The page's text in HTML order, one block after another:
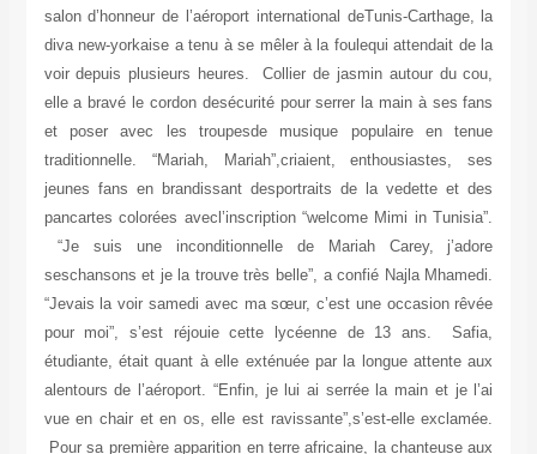
salon d’honneur de l’aéroport international deTunis-Carthage, la
diva new-yorkaise a tenu à se mêler à la foulequi attendait de la
voir depuis plusieurs heures. Collier de jasmin autour du cou,
elle a bravé le cordon desécurité pour serrer la main à ses fans
et poser avec les troupesde musique populaire en tenue
traditionnelle. “Mariah, Mariah”,criaient, enthousiastes, ses
jeunes fans en brandissant desportraits de la vedette et des
pancartes colorées avecl’inscription “welcome Mimi in Tunisia”.
“Je suis une inconditionnelle de Mariah Carey, j’adore
seschansons et je la trouve très belle”, a confié Najla Mhamedi.
“Jevais la voir samedi avec ma sœur, c’est une occasion rêvée
pour moi”, s’est réjouie cette lycéenne de 13 ans. Safia,
étudiante, était quant à elle exténuée par la longue attente aux
alentours de l’aéroport. “Enfin, je lui ai serrée la main et je l’ai
vue en chair et en os, elle est ravissante”,s’est-elle exclamée.
Pour sa première apparition en terre africaine, la chanteuse aux